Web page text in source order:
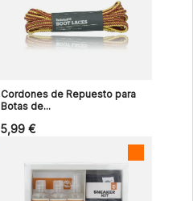
Cordones de Repuesto para
Botas de...
5,99 €